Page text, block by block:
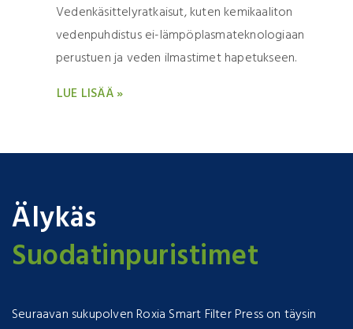
Vedenkäsittelyratkaisut, kuten kemikaaliton
vedenpuhdistus ei-lämpöplasmateknologiaan
perustuen ja veden ilmastimet hapetukseen.
LUE LISÄÄ »
Älykäs
Suodatinpuristimet
Seuraavan sukupolven Roxia Smart Filter Press on täysin